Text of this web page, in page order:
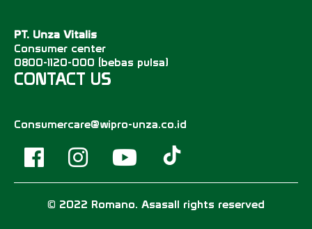
PT. Unza Vitalis
Consumer center
0800-1120-000 (bebas pulsa)
CONTACT US
Consumercare@wipro-unza.co.id
© 2022 Romano. Asasall rights reserved